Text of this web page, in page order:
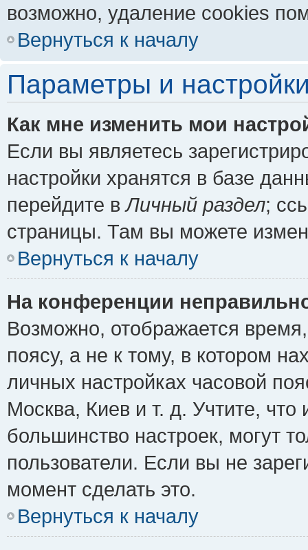
возможно, удаление cookies
Вернуться к началу
Параметры и
Как мне изменить мои
Если вы являетесь
настройки хранятся в базе
перейдите вЛичный раздел;
страницы. Там вы можете
Вернуться к началу
На конференции
Возможно, отображается
поясу, а не к тому, в котором
личных настройках часовой
Москва, Киев и т. д. Учтите, что
большинство настроек, могут
пользователи. Если вы не
момент сделать это.
Вернуться к началу